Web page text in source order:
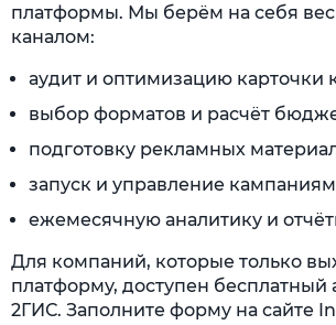
платформы. Мы берём на себя
каналом:
аудит и оптимизацию карточки
выбор форматов и расчёт
подготовку рекламных
запуск и управление
ежемесячную аналитику и
Для компаний, которые только
платформу, доступен бесплатный
2ГИС. Заполните форму на сайте